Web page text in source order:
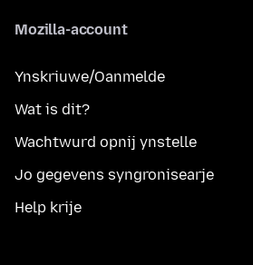
Mozilla-account
Ynskriuwe/Oanmelde
Wat is dit?
Wachtwurd opnij ynstelle
Jo gegevens syngronisearje
Help krije